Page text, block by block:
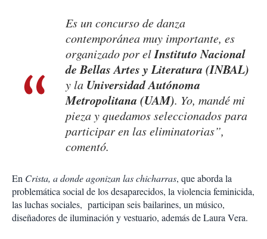
Es un concurso de danza
contemporánea muy importante, es
organizado por elInstituto Nacional
de Bellas Artes y Literatura (INBAL)
y la Universidad Autónoma
Metropolitana (UAM). Yo, mandé mi
pieza y quedamos seleccionados para
participar en las eliminatorias”,
comentó.
En Crista, a donde agonizan las chicharras, que aborda la
problemática social de los desaparecidos, la violencia feminicida,
las luchas sociales, participan seis bailarines, un músico,
diseñadores de iluminación y vestuario, además de Laura Vera.